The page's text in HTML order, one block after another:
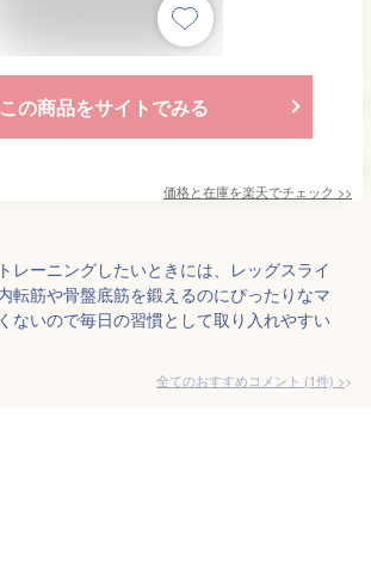
この商品をサイトでみる
価格と在庫を楽天でチェック >>
レーニングしたいときには、レッグスライ
転筋や骨盤底筋を鍛えるのにぴったりなマ
ないので毎日の習慣として取り入れやすい
全てのおすすめコメント (1件) >